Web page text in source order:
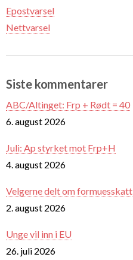
Epostvarsel
Nettvarsel
Siste kommentarer
ABC/Altinget: Frp + Rødt = 40
6. august 2026
Juli: Ap styrket mot Frp+H
4. august 2026
Velgerne delt om formuesskatt
2. august 2026
Unge vil inn i EU
26. juli 2026